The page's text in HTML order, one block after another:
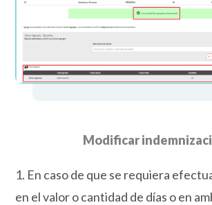
Modificar
1. En caso de que se requiera
en el valor o cantidad de días o en